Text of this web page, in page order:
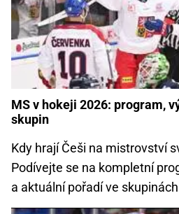
MS v hokeji 2026: program,
skupin
Kdy hrají Češi na mistrovství
Podívejte se na kompletní
a aktuální pořadí ve